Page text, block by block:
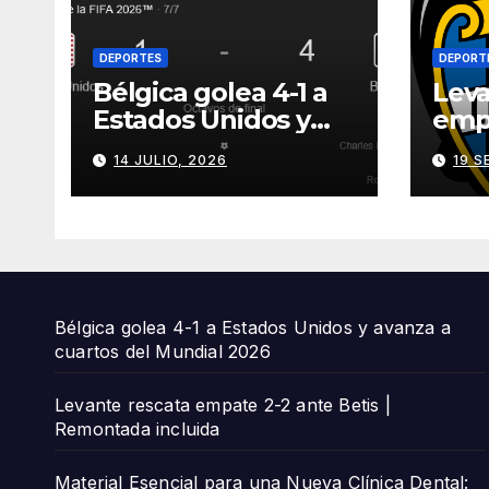
DEPORTES
Bélgica golea 4-1 a
Estados Unidos y
avanza a cuartos del
Mundial 2026
14 JULIO, 2026 19
Bélgica golea 4-1 a Estados Unidos y avanza a
cuartos del Mundial 2026
Levante rescata empate 2-2 ante Betis |
Remontada incluida
Material Esencial para una Nueva Clínica Dental: